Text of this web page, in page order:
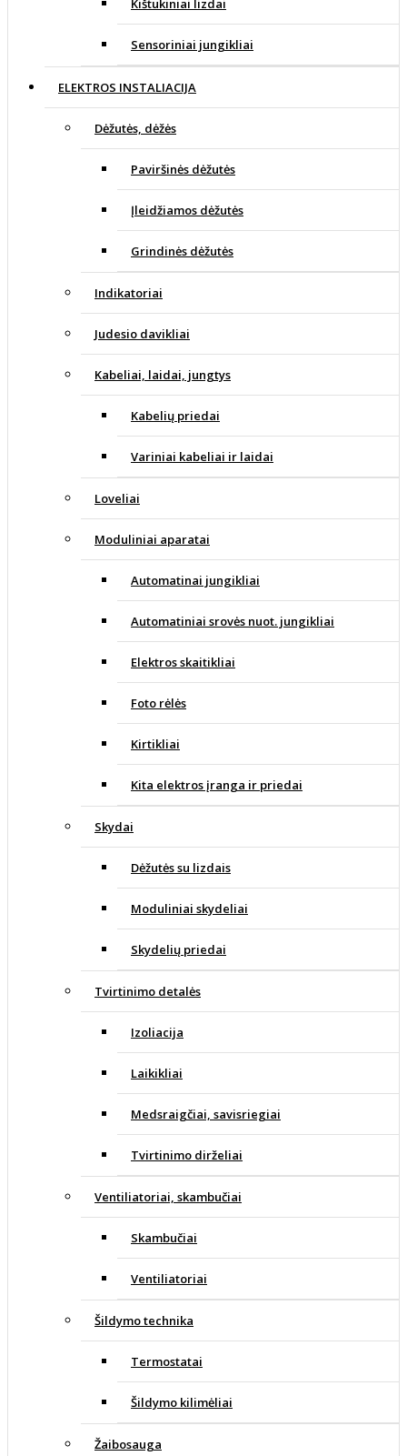
Kištukiniai lizdai
Sensoriniai jungikliai
ELEKTROS INSTALIACIJA
Dėžutės, dėžės
Paviršinės dėžutės
Įleidžiamos dėžutės
Grindinės dėžutės
Indikatoriai
Judesio davikliai
Kabeliai, laidai, jungtys
Kabelių priedai
Variniai kabeliai ir laidai
Loveliai
Moduliniai aparatai
Automatinai jungikliai
Automatiniai srovės nuot. jungikliai
Elektros skaitikliai
Foto rėlės
Kirtikliai
Kita elektros įranga ir priedai
Skydai
Dėžutės su lizdais
Moduliniai skydeliai
Skydelių priedai
Tvirtinimo detalės
Izoliacija
Laikikliai
Medsraigčiai, savisriegiai
Tvirtinimo dirželiai
Ventiliatoriai, skambučiai
Skambučiai
Ventiliatoriai
Šildymo technika
Termostatai
Šildymo kilimėliai
Žaibosauga